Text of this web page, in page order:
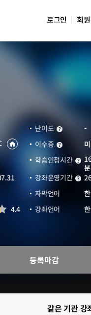
로그인 회
운영기관
바로가기
새창열림
4.4
난이도 난이도
-
이수증 이수증
학습인정시간 학습
강좌운영기간 강좌
자막언어
강좌언어
등록마감
같은 기관 강